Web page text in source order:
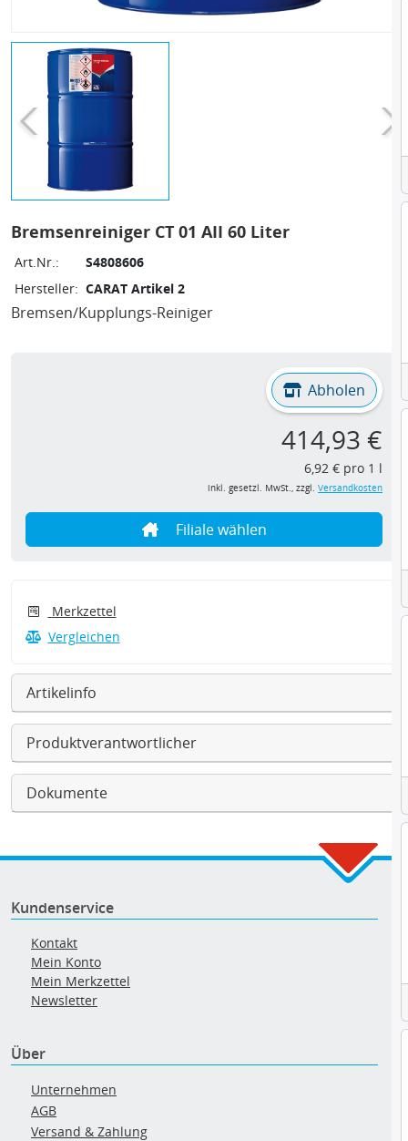
Bremsenreiniger CT 01 AII 60 Liter
Art.Nr.:
S4808606
Hersteller: CARAT Artikel 2
Bremsen/Kupplungs-Reiniger
Abholen
414,93 €
6,92 € pro 1 l
inkl. gesetzl. MwSt., zzgl. Versandkosten
Filiale wählen
Merkzettel
Vergleichen
Artikelinfo
Produktverantwortlicher
Dokumente
Kundenservice
Kontakt
Mein Konto
Mein Merkzettel
Newsletter
Über
Unternehmen
AGB
Versand & Zahlung